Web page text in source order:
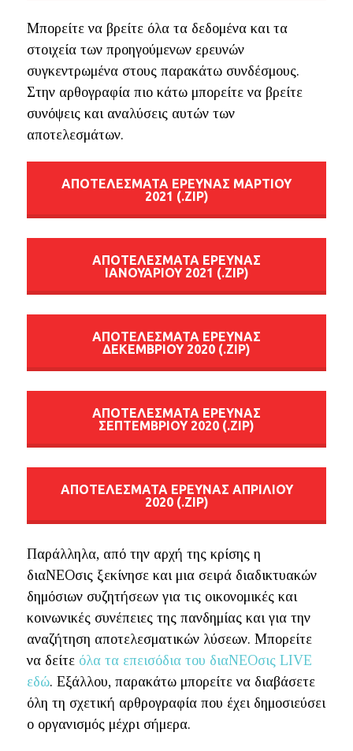
Μπορείτε να βρείτε όλα τα δεδομένα και τα
στοιχεία των προηγούμενων ερευνών
συγκεντρωμένα στους παρακάτω συνδέσμους.
Στην αρθογραφία πιο κάτω μπορείτε να βρείτε
συνόψεις και αναλύσεις αυτών των
αποτελεσμάτων.
AΠΟΤΕΛΕΣΜΑΤΑ ΕΡΕΥΝΑΣ MAΡΤΙΟΥ
2021 (.ZIP)
AΠΟΤΕΛΕΣΜΑΤΑ ΕΡΕΥΝΑΣ
ΙΑΝΟΥΑΡΙΟΥ 2021 (.ZIP)
AΠΟΤΕΛΕΣΜΑΤΑ ΕΡΕΥΝΑΣ
ΔΕΚΕΜΒΡΙΟΥ 2020 (.ZIP)
AΠΟΤΕΛΕΣΜΑΤΑ ΕΡΕΥΝΑΣ
ΣΕΠΤΕΜΒΡΙΟΥ 2020 (.ZIP)
AΠΟΤΕΛΕΣΜΑΤΑ ΕΡΕΥΝΑΣ ΑΠΡΙΛΙΟΥ
2020 (.ZIP)
Παράλληλα, από την αρχή της κρίσης η
διαΝΕΟσις ξεκίνησε και μια σειρά διαδικτυακών
δημόσιων συζητήσεων για τις οικονομικές και
κοινωνικές συνέπειες της πανδημίας και για την
αναζήτηση αποτελεσματικών λύσεων. Μπορείτε
να δείτε όλα τα επεισόδια του διαΝΕΟσις LIVE
εδώ. Εξάλλου, παρακάτω μπορείτε να διαβάσετε
όλη τη σχετική αρθρογραφία που έχει δημοσιεύσει
ο οργανισμός μέχρι σήμερα.